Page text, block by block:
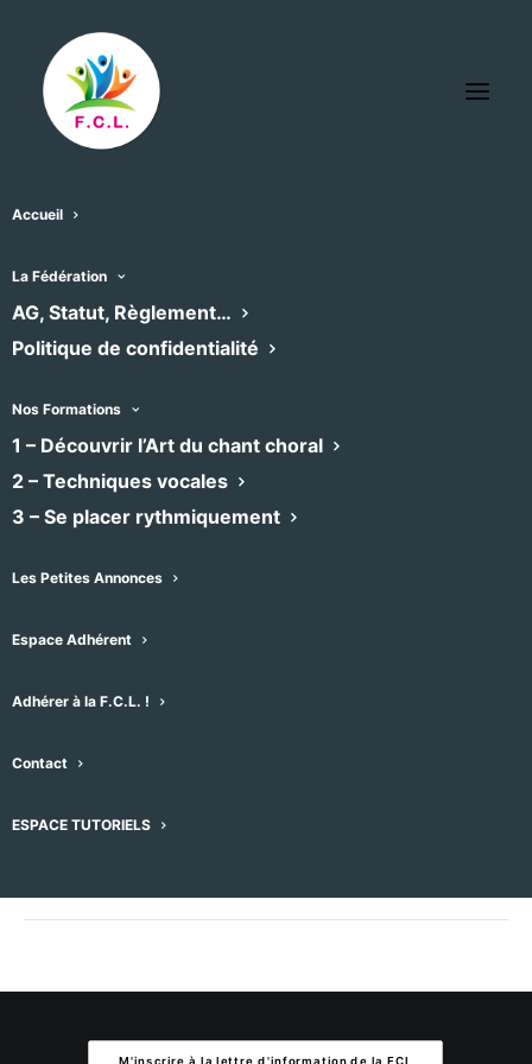
Accueil
La Fédération
AG, Statut, Règlement…
Politique de confidentialité
Nos Formations
1 – Découvrir l’Art du chant choral
2 – Techniques vocales
3 – Se placer rythmiquement
Les Petites Annonces
Espace Adhérent
Adhérer à la F.C.L. !
Contact
ESPACE TUTORIELS
Cet évènement est passé
ECUME
8 août -4h13
Date :
Heure :
M'inscrire à la lettre d'information de la FCL